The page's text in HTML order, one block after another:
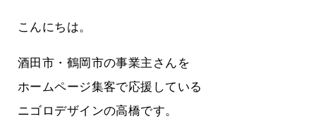
こんにちは。
酒田市・鶴岡市の事業主さんを
ホームページ集客で応援している
ニゴロデザインの高橋です。
ない
メンタルに来る～！想定してたより利
益が残らない仕事になってしまって
た…
2026.07.29